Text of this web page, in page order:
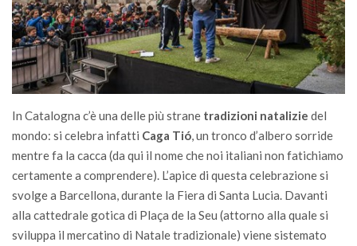
In Catalogna c’è una delle più strane tradizioni natalizie del
mondo: si celebra infatti Caga Tió , un tronco d’albero sorride
mentre fa la cacca (da qui il nome che noi italiani non fatichiamo
certamente a comprendere). L’apice di questa celebrazione si
svolge a Barcellona, durante la Fiera di Santa Lucia. Davanti
alla cattedrale gotica di Plaça de la Seu (attorno alla quale si
sviluppa il mercatino di Natale tradizionale) viene sistemato